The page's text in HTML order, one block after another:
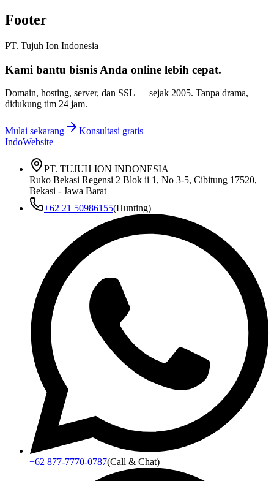
Footer
PT. Tujuh Ion Indonesia
Kami bantu bisnis Anda online lebih cepat.
Domain, hosting, server, dan SSL — sejak 2005. Tanpa drama,
didukung tim 24 jam.
Mulai sekarang
Konsultasi gratis
IndoWebsite
PT. TUJUH ION INDONESIA
Ruko Bekasi Regensi 2 Blok ii 1, No 3-5, Cibitung 17520,
Bekasi - Jawa Barat
+62 21 50986155(Hunting)
+62 877-7770-0787(Call & Chat)